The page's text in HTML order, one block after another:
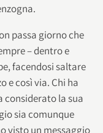
passa giorno che
– dentro e
facendosi saltare
e così via. Chi ha
considerato la sua
sia comunque
visto un messaggio